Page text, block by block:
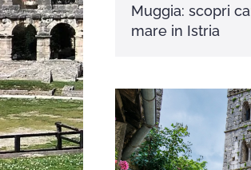
Muggia: scopri
mare in Istria